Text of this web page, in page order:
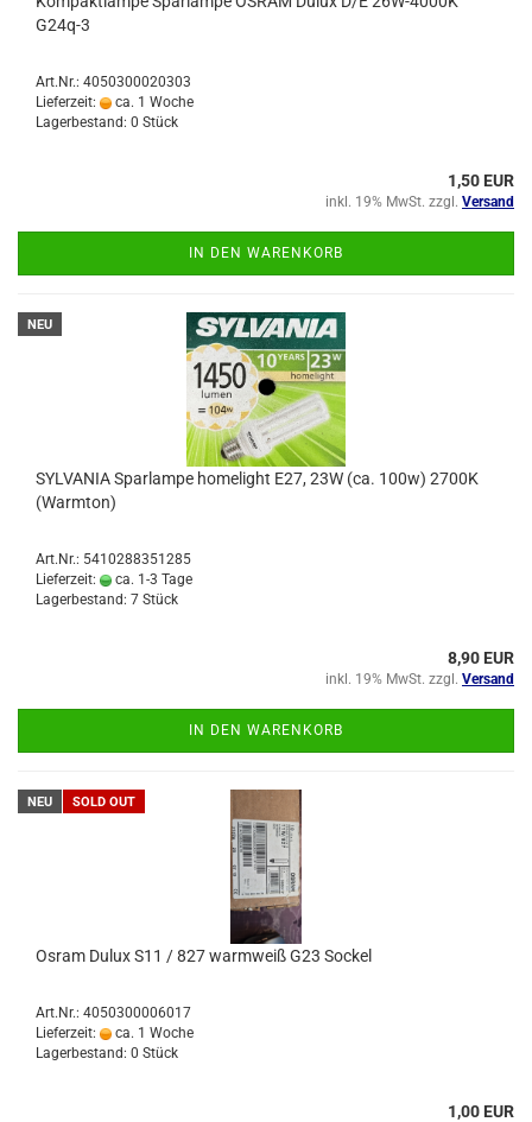
G24q-3
Art.Nr.: 4050300020303
Lieferzeit:
ca. 1 Woche
Lagerbestand: 0 Stück
1,50 EUR
inkl. 19% MwSt. zzgl. Versand
IN DEN WARENKORB
NEU
SYLVANIA Sparlampe homelight E27, 23W (ca. 100w) 2700K
(Warmton)
Art.Nr.: 5410288351285
Lieferzeit:
ca. 1-3 Tage
Lagerbestand: 7 Stück
8,90 EUR
inkl. 19% MwSt. zzgl. Versand
IN DEN WARENKORB
NEU SOLD OUT
Osram Dulux S11 / 827 warmweiß G23 Sockel
Art.Nr.: 4050300006017
Lieferzeit:
ca. 1 Woche
Lagerbestand: 0 Stück
1,00 EUR